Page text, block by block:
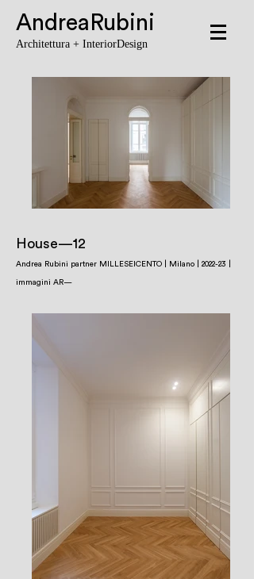
Architettura + InteriorDesign
AndreaRubini
House—12
Andrea Rubini partner MILLESEICENTO | Milano | 2022-23 |
immagini AR—